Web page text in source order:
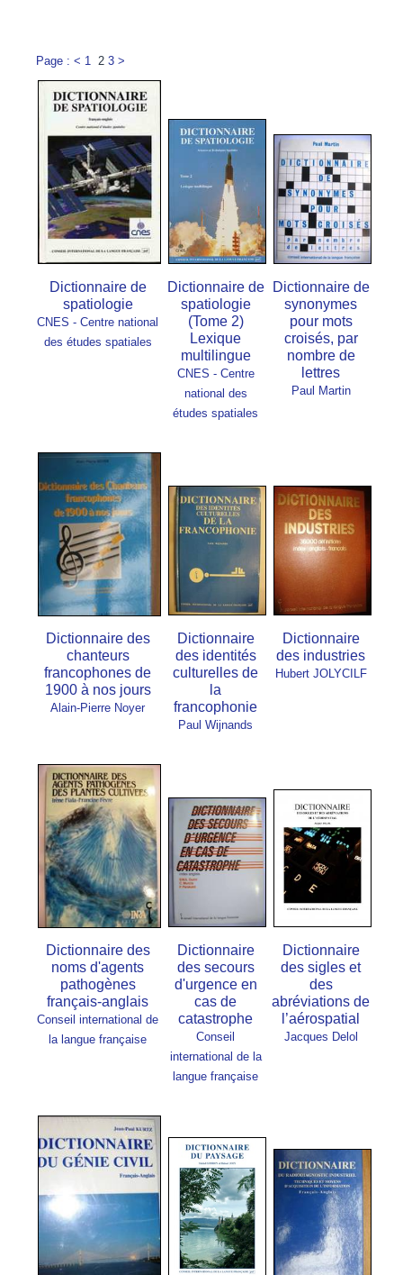
Page : < 1 23>
Dictionnaire de
spatiologie
CNES - Centre national
des études spatiales
Dictionnaire de
spatiologie
(Tome 2)
Lexique
multilingue
CNES - Centre
national des
études spatiales
Dictionnaire de
synonymes
pour mots
croisés, par
nombre de
lettres
Paul Martin
Dictionnaire des
chanteurs
francophones de
1900 à nos jours
Alain-Pierre Noyer
Dictionnaire
des identités
culturelles de
la
francophonie
Paul Wijnands
Dictionnaire
des industries
Hubert JOLYCILF
Dictionnaire des
noms d'agents
pathogènes
français-anglais
Conseil international de
la langue française
Dictionnaire
des secours
d'urgence en
cas de
catastrophe
Conseil
international de la
langue française
Dictionnaire
des sigles et
des
abréviations de
l’aérospatial
Jacques Delol